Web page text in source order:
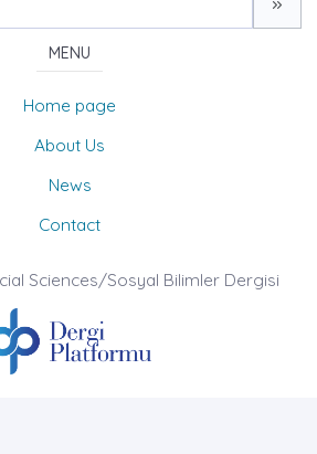
MENU
Home page
About Us
News
Contact
Sciences/Sosyal Bilimler Dergisi